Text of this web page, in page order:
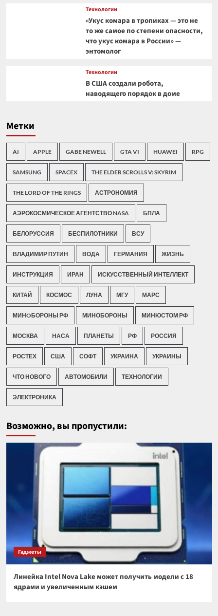
Технологии
«Укус комара в тропиках — это не
то же самое по степени опасности,
что укус комара в России» —
энтомолог
Технологии
В США создали робота,
наводящего порядок в доме
Метки
AI APPLE GABE NEWELL GTA VI HUAWEI RPG
SAMSUNG SPACEX THE ELDER SCROLLS V: SKYRIM
THE LORD OF THE RINGS АСТРОНОМИЯ
АЭРОКОСМИЧЕСКОЕ АГЕНТСТВО NASA БПЛА
БЕЛОРУССИЯ БЕСПИЛОТНИКИ ВСУ
ВЛАДИМИР ПУТИН ВОДА ГЕРМАНИЯ ЖИЗНЬ
ИНСТРУКЦИЯ ИРАН ИСКУССТВЕННЫЙ ИНТЕЛЛЕКТ
КИТАЙ КОСМОС ЛУНА МГУ МАРС
МИНOБОРОНЫ РФ МИНОБОРОНЫ МИНЮСТОМ РФ
МОСКВА НАСА ПЛАНЕТЫ РФ РОССИЯ
РОСТЕХ США СОФТ УКРАИНА УКРАИНЫ
ЧТО НОВОГО АВТОМОБИЛИ ТЕХНОЛОГИИ
ЭЛЕКТРОНИКА
Возможно, вы пропустили:
Гаджеты
Линейка Intel Nova Lake может получить модели с 18
ядрами и увеличенным кэшем